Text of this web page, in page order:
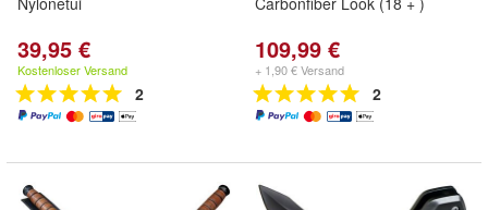
39,95 €
Kostenloser Versand
2
109,99 €
+ 1,90 € Versand
2